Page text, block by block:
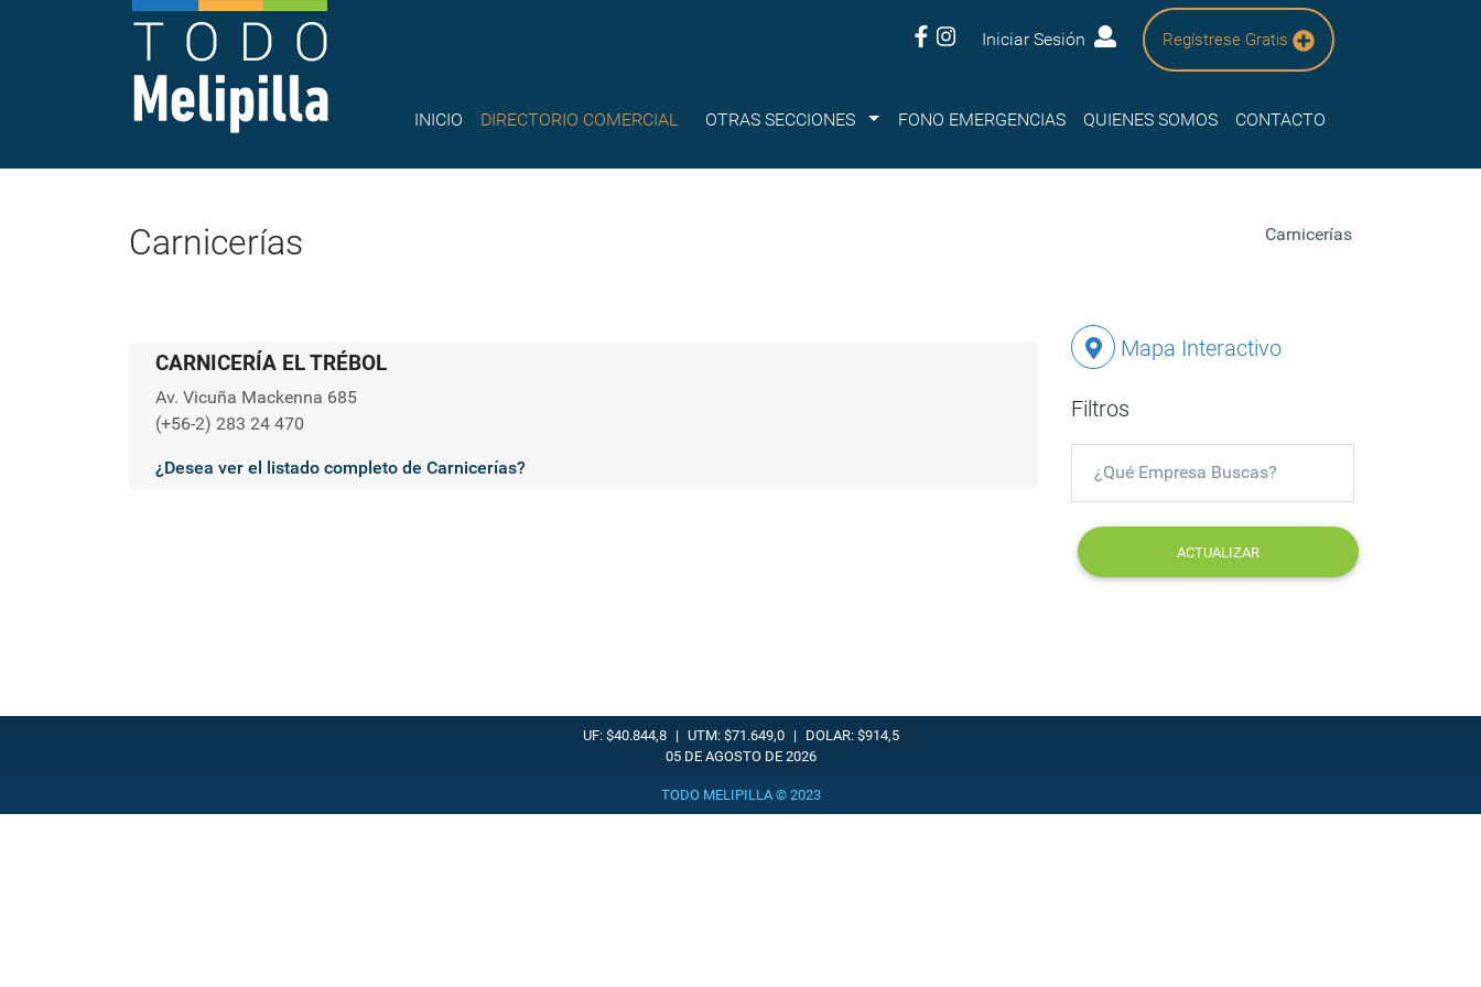
Iniciar Sesión Regístrese Gratis
INICIO DIRECTORIO COMERCIAL OTRAS SECCIONES Submenu
FONO EMERGENCIAS QUIENES SOMOS CONTACTO
Carnicerías Carnicerías
Mapa Interactivo
Filtros
ACTUALIZAR
CARNICERÍA EL TRÉBOL
Av. Vicuña Mackenna 685
(+56-2) 283 24 470
¿Desea ver el listado completo de Carnicerías?
UF: $40.844,8 | UTM: $71.649,0 |
DOLAR: $914,5
05 DE AGOSTO DE 2026
TODO MELIPILLA © 2023